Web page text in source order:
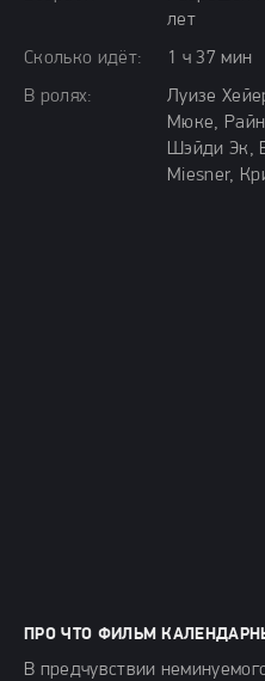
лет
Сколько идёт:
1 ч 37 мин
В ролях:
Луизе
Мюке,
Шэйди Эк,
Miesner,
ПРО ЧТО ФИЛЬМ
В предчувствии